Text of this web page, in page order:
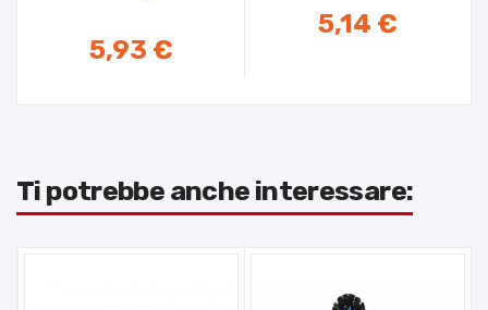
5,93 €
AGGIUNGI AL CARRELLO 5,14 €
AGGIUNGI AL CARRELLO
Ti potrebbe anche interessare: